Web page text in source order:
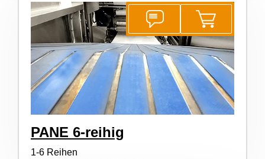
PANE 6-reihig
1-6 Reihen